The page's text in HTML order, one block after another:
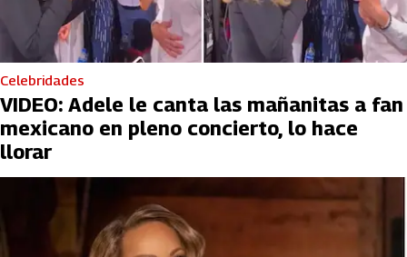
Celebridades
VIDEO: Adele le canta las mañanitas a fan
mexicano en pleno concierto, lo hace
llorar